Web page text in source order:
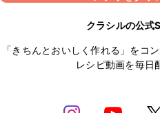
クラシルの公式
「きちんとおいしく作れる」をコ
レシピ動画を毎日